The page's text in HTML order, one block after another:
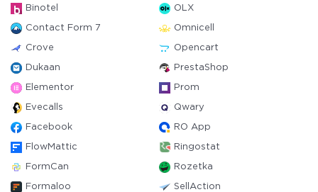
Binotel OLX
Contact Form 7 Omnicell
Crove Opencart
Dukaan PrestaShop
Elementor Prom
Evecalls Qwary
Facebook RO App
FlowMattic Ringostat
FormCan Rozetka
Formaloo SellAction